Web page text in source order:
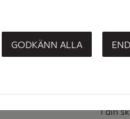
I ert
I din
GODKÄNN ALLA